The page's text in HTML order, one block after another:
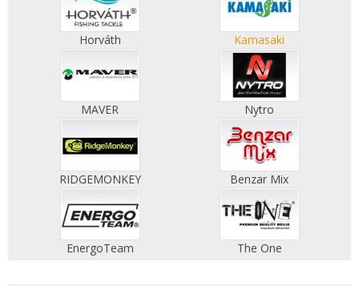
Horváth Kamasaki
MAVER Nytro
RIDGEMONKEY Benzar Mix
EnergoTeam The One